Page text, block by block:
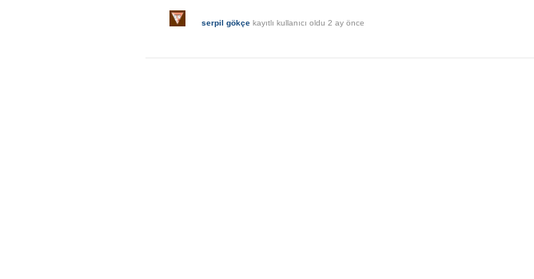
serpil gökçe kayıtlı kullanıcı oldu 2 ay önce